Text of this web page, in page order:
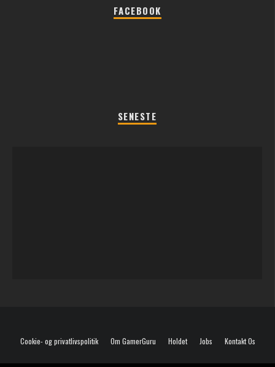
FACEBOOK
SENESTE
Cookie- og privatlivspolitik Om GamerGuru Holdet Jobs Kontakt Os